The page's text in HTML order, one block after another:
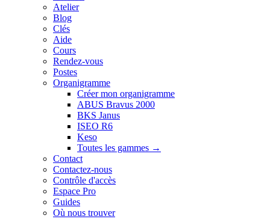
Atelier
Blog
Clés
Aide
Cours
Rendez-vous
Postes
Organigramme
Créer mon organigramme
ABUS Bravus 2000
BKS Janus
ISEO R6
Keso
Toutes les gammes →
Contact
Contactez-nous
Contrôle d'accès
Espace Pro
Guides
Où nous trouver